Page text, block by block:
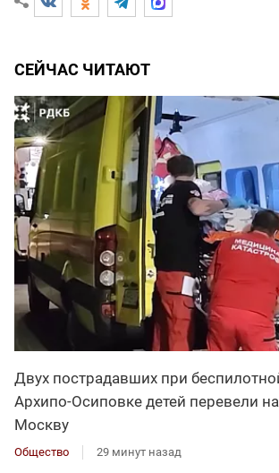
СЕЙЧАС ЧИТАЮТ
Двух пострадавших при
Архипо-Осиповке детей перевели
Москву
Общество 29 минут назад